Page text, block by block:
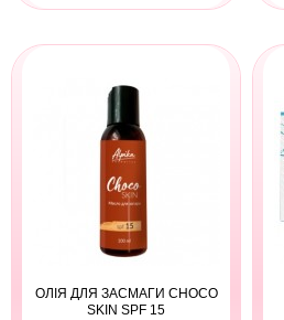
ОЛІЯ ДЛЯ ЗАСМАГИ CHOCO
SKIN SPF 15